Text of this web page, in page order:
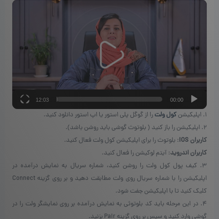
پشتیبانی می‌کند که در زمان راه‌اندازی اولیه توسط کاربر مشخص می‌شود.
برای مشاهده‌ی لیست کامل ارزهای کول ولت پرو می‌توانید از این
خرید کیف پول کول ولت پرو از ولت سنتر!
00:00
12:03
۱. اپلیکیشن کول ولترا از گوگل پلی استور یا اپ استور دانلود کنید.
۲. اپلیکیشن را باز کنید ( بلوتوث گوشی باید روشن باشد).
کاربران iOS
: بلوتوث را برای اپلیکیشن کول ولت فعال کنید.
کاربران اندروید: آیتم لوکیشن را فعال کنید.
۳. کیف پول کول ولت را روشن کنید، شماره سریال به نمایش درآمده در
اپلیکیشن را با شماره سریال روی ولت مطابقت دهید و بر روی گزینه Connect
کلیک کنید تا با اپلیکیشن جفت شود.
۴. در این مرحله باید کد بلوتوثی به نمایش درآمده بر روی نمایشگر ولت را در
گوشی وارد کنید و سپس بر روی گزینه Pair بزنید.